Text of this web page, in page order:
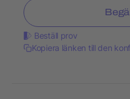
Beställ prov
Kopiera länken till den